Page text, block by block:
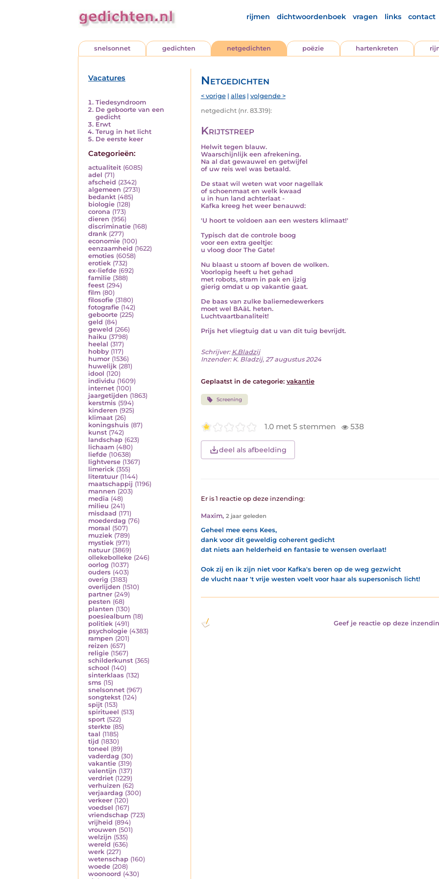
rijmen dichtwoordenboek vragen links contact
snelsonnet gedichten netgedichten poëzie hartenkreten
Vacatures
Tiedesyndroom
De geboorte van een
gedicht
Erwt
Terug in het licht
De eerste keer
Categorieën:
actualiteit (6085)
adel (71)
afscheid (2342)
algemeen (2731)
bedankt (485)
biologie (128)
corona (173)
dieren (956)
discriminatie (168)
drank (277)
economie (100)
eenzaamheid (1622)
emoties (6058)
erotiek (732)
ex-liefde (692)
familie (388)
feest (294)
film (80)
filosofie (3180)
fotografie (142)
geboorte (225)
geld (84)
geweld (266)
haiku (3798)
heelal (317)
hobby (117)
humor (1536)
huwelijk (281)
idool (120)
individu (1609)
internet (100)
jaargetijden (1863)
kerstmis (594)
kinderen (925)
klimaat (26)
koningshuis (87)
kunst (742)
landschap (623)
lichaam (480)
liefde (10638)
lightverse (1367)
limerick (355)
literatuur (1144)
maatschappij (1196)
mannen (203)
media (48)
milieu (241)
misdaad (171)
moederdag (76)
moraal (507)
muziek (789)
mystiek (971)
natuur (3869)
ollekebolleke (246)
oorlog (1037)
ouders (403)
overig (3183)
overlijden (1510)
partner (249)
pesten (68)
planten (130)
poesiealbum (18)
politiek (491)
psychologie (4383)
rampen (201)
reizen (657)
religie (1567)
schilderkunst (365)
school (140)
sinterklaas (132)
sms (15)
snelsonnet (967)
songtekst (124)
spijt (153)
spiritueel (513)
sport (522)
sterkte (85)
taal (1185)
tijd (1830)
toneel (89)
vaderdag (30)
vakantie (319)
valentijn (137)
verdriet (1229)
verhuizen (62)
verjaardag (300)
verkeer (120)
voedsel (167)
vriendschap (723)
vrijheid (894)
vrouwen (501)
welzijn (535)
wereld (636)
werk (227)
wetenschap (160)
woede (208)
woonoord (430)
Netgedichten
< vorige| alles| volgende >
netgedicht (nr. 83.319):
Krijtstreep
Helwit tegen blauw.
Waarschijnlijk een afrekening.
Na al dat gewauwel en getwijfel
of uw reis wel was betaald.
De staat wil weten wat voor nagellak
of schoenmaat en welk kwaad
u in hun land achterlaat -
Kafka kreeg het weer benauwd:
'U hoort te voldoen aan een westers klimaat!'
Typisch dat de controle boog
voor een extra geeltje:
u vloog door The Gate!
Nu blaast u stoom af boven de wolken.
Voorlopig heeft u het gehad
met robots, stram in pak en ijzig
gierig omdat u op vakantie gaat.
De baas van zulke baliemedewerkers
moet wel BAäL heten.
Luchtvaartbanaliteit!
Prijs het vliegtuig dat u van dit tuig bevrijdt.
Schrijver: K.Bladzij
Inzender: K. Bladzij, 27 augustus 2024
Geplaatst in de categorie: vakantie
Screening
1.0 met 5 stemmen 538
deel als afbeelding
Er is 1 reactie op deze inzending:
Maxim, 2 jaar geleden
Geheel mee eens Kees,
dank voor dit geweldig coherent gedicht
dat niets aan helderheid en fantasie te wensen overlaat!
Ook zij en ik zijn niet voor Kafka's beren op de weg gezwicht
de vlucht naar 't vrije westen voelt voor haar als supersonisch licht!
Geef je reactie op deze